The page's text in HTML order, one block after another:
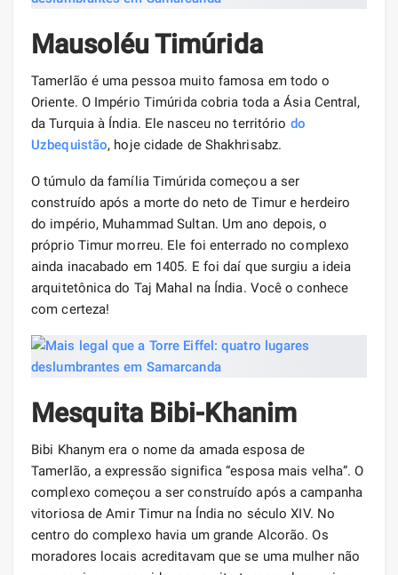
Mausoléu Timúrida
Tamerlão é uma pessoa muito famosa em todo o
Oriente. O Império Timúrida cobria toda a Ásia Central,
da Turquia à Índia. Ele nasceu no território do
Uzbequistão, hoje cidade de Shakhrisabz.
O túmulo da família Timúrida começou a ser
construído após a morte do neto de Timur e herdeiro
do império, Muhammad Sultan. Um ano depois, o
próprio Timur morreu. Ele foi enterrado no complexo
ainda inacabado em 1405. E foi daí que surgiu a ideia
arquitetônica do Taj Mahal na Índia. Você o conhece
com certeza!
Mesquita Bibi-Khanim
Bibi Khanym era o nome da amada esposa de
Tamerlão, a expressão significa “esposa mais velha”. O
complexo começou a ser construído após a campanha
vitoriosa de Amir Timur na Índia no século XIV. No
centro do complexo havia um grande Alcorão. Os
moradores locais acreditavam que se uma mulher não